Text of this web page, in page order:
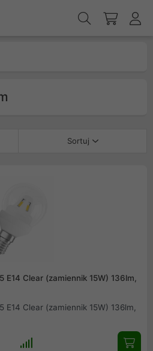
Sortuj
E14 Clear (zamiennik 15W) 136lm,
E14 Clear (zamiennik 15W) 136lm,